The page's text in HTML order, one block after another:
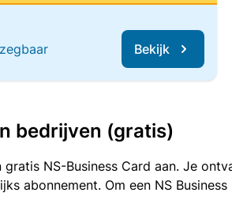
Bekijk
bedrijven (gratis)
NS-Business Card aan. Je
abonnement. Om een NS